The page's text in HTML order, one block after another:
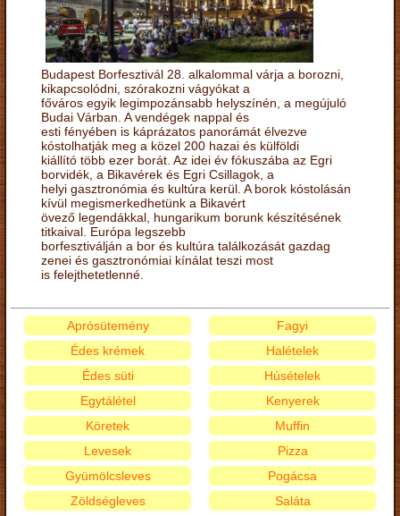
Budapest Borfesztivál 28. alkalommal várja a borozni,
kikapcsolódni, szórakozni vágyókat a
főváros egyik legimpozánsabb helyszínén, a megújuló
Budai Várban. A vendégek nappal és
esti fényében is káprázatos panorámát élvezve
kóstolhatják meg a közel 200 hazai és külföldi
kiállító több ezer borát. Az idei év fókuszába az Egri
borvidék, a Bikavérek és Egri Csillagok, a
helyi gasztronómia és kultúra kerül. A borok kóstolásán
kívül megismerkedhetünk a Bikavért
övező legendákkal, hungarikum borunk készítésének
titkaival. Európa legszebb
borfesztiválján a bor és kultúra találkozását gazdag
zenei és gasztronómiai kínálat teszi most
is felejthetetlenné.
Aprósütemény
Édes krémek
Édes süti
Egytálétel
Fagyi
Halételek
Húsételek
Kenyerek
Köretek
Levesek
Gyümölcsleves
Zöldségleves
Muffin
Pizza
Pogácsa
Saláta